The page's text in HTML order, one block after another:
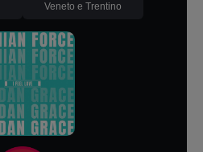
Veneto e Trentino